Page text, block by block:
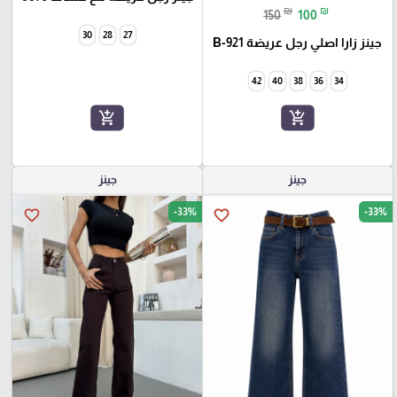
150 ₪ 100 ₪
جينز زارا اصلي رجل عريضة 921-B
34
36
38
40
42
add_shopping_cart
27
28
30
add_shopping_cart
جينز
favorite_border -33%
جينز
favorite_border -33%